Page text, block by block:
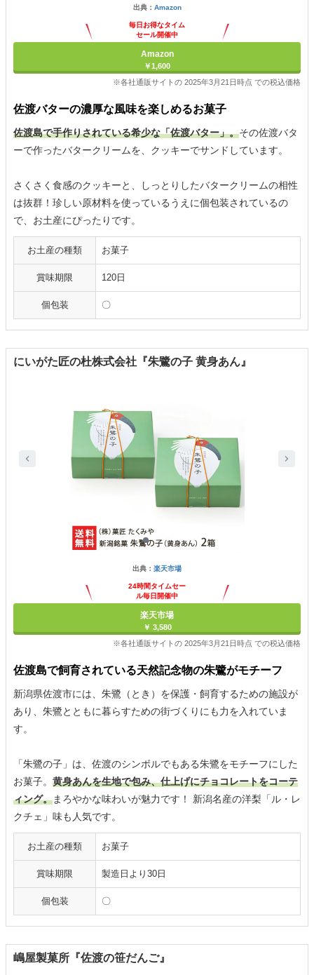
出典： Amazon
毎日お得なタイム
セール開催中
Amazon
￥1,600
※各社通販サイトの 2025年3月21日時点 での税込価格
佐渡バターの濃厚な風味を楽しめるお菓子
佐渡島で手作りされている希少な「佐渡バター」。その佐渡バタ
ーで作ったバタークリームを、クッキーでサンドしています。
さくさく食感のクッキーと、しっとりしたバタークリームの相性
は抜群！珍しい原材料を使っているうえに個包装されているの
で、お土産にぴったりです。
お土産の種類 お菓子
賞味期限 120日
個包装 〇
にいがた匠の杜株式会社『朱鷺の子 黄身あん』
出典： 楽天市場
24時間タイムセー
ル毎日開催中
楽天市場
￥ 3,580
※各社通販サイトの 2025年3月21日時点 での税込価格
佐渡島で飼育されている天然記念物の朱鷺がモチーフ
新潟県佐渡市には、朱鷺（とき）を保護・飼育するための施設が
あり、朱鷺とともに暮らすための街づくりにも力を入れていま
す。
「朱鷺の子」は、佐渡のシンボルでもある朱鷺をモチーフにした
お菓子。 黄身あんを生地で包み、仕上げにチョコレートをコーテ
ィング。まろやかな味わいが魅力です！ 新潟名産の洋梨「ル・レ
クチェ」味も人気です。
お土産の種類 お菓子
賞味期限 製造日より30日
個包装 〇
嶋屋製菓所『佐渡の笹だんご』